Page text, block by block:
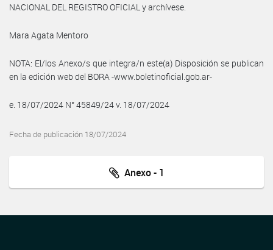
NACIONAL DEL REGISTRO OFICIAL y archívese.
Mara Agata Mentoro
NOTA: El/los Anexo/s que integra/n este(a) Disposición se publican
en la edición web del BORA -www.boletinoficial.gob.ar-
e. 18/07/2024 N° 45849/24 v. 18/07/2024
Fecha de publicación 18/07/2024
Anexo - 1